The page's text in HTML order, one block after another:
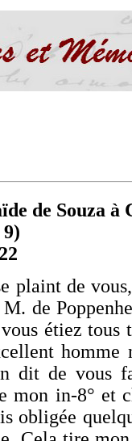
de Souza à
plaint de
de
étiez
homme
dit de vous
mon in-8° et
obligée